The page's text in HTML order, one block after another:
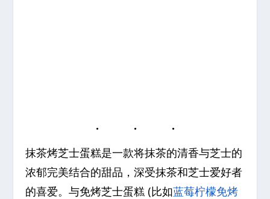
抹茶烤芝士蛋糕是一款将抹茶的清香与芝士的
浓郁完美结合的甜品，深受抹茶和芝士爱好者
的喜爱。与免烤芝士蛋糕 (比如蓝莓柠檬免烤